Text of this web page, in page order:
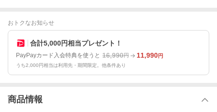
おトクなお知らせ
合計5,000円相当プレゼント！
PayPayカード入会特典を使うと 16,990円 11,990円
うち2,000円相当は利用先・期間限定。他条件あり
商品情報